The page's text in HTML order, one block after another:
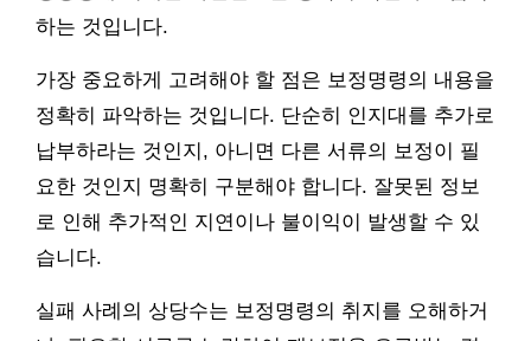
하는 것입니다.
가장 중요하게 고려해야 할 점은 보정명령의 내용을
정확히 파악하는 것입니다. 단순히 인지대를 추가로
납부하라는 것인지, 아니면 다른 서류의 보정이 필
요한 것인지 명확히 구분해야 합니다. 잘못된 정보
로 인해 추가적인 지연이나 불이익이 발생할 수 있
습니다.
실패 사례의 상당수는 보정명령의 취지를 오해하거